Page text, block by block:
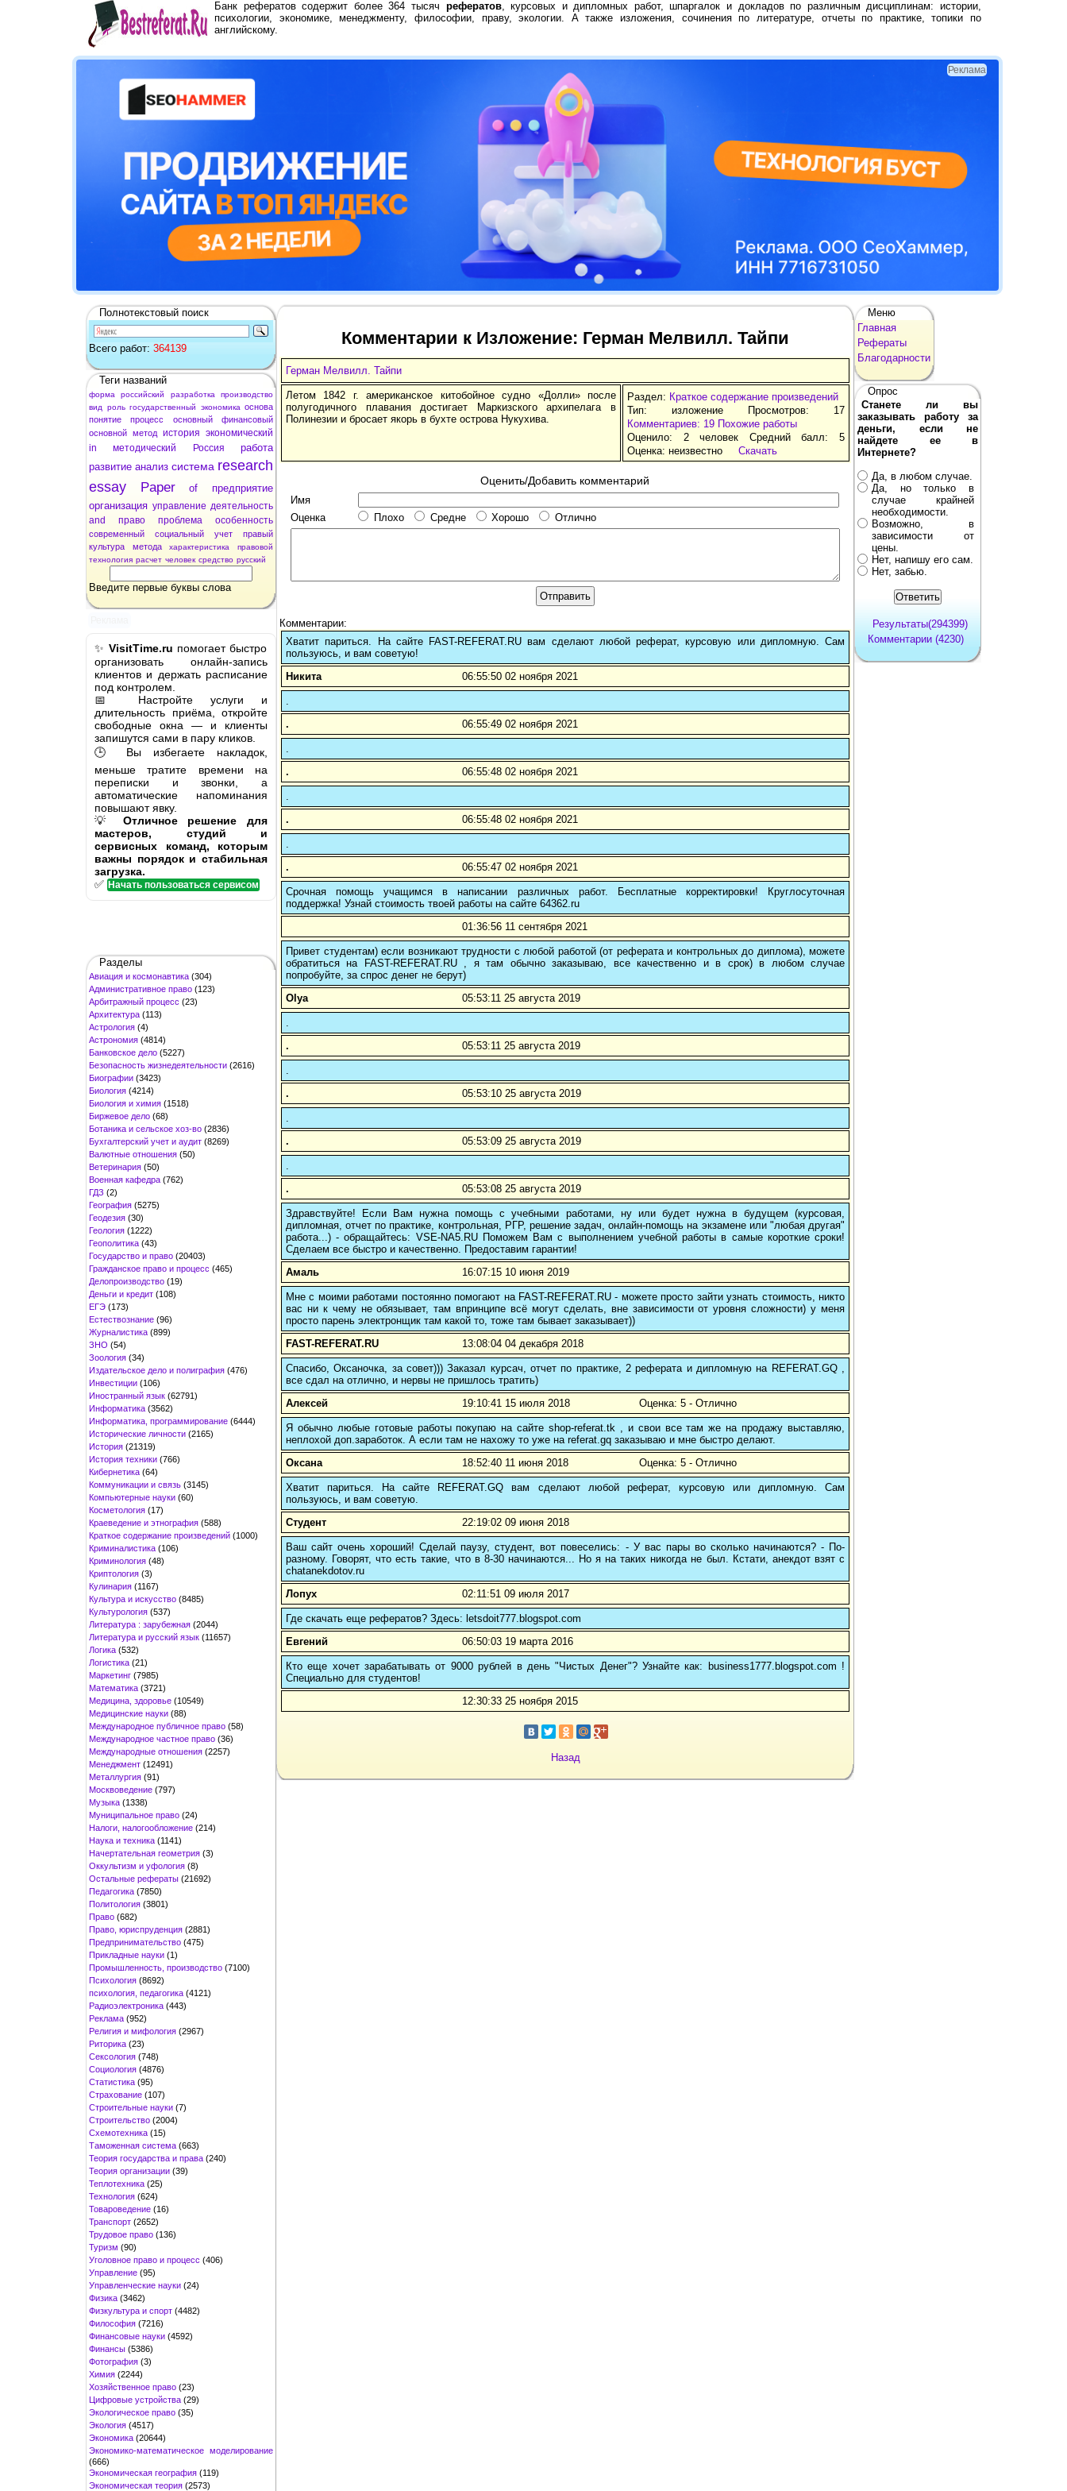
Банк рефератов содержит более 364 тысяч рефератов, курсовых и дипломных работ, шпаргалок и докладов по различным дисциплинам: истории,
психологии, экономике, менеджменту, философии, праву, экологии. А также изложения, сочинения по литературе, отчеты по практике, топики по
английскому.
Реклама
Полнотекстовый поиск
Всего работ: 364139
Теги названий
форма российский разработка
производство
вид
роль государственный экономика основа
понятие
процесс основный
финансовый
основной метод история экономический
in
методический Россия
работа
развитие анализ система research
essay
Paper of
предприятие
организация управление деятельность
and
право проблема особенность
современный социальный учет
правый
культура
метода характеристика
правовой
технология расчет человек средство русский
Введите первые буквы слова
✨ VisitTime.ru помогает быстро
организовать онлайн-запись
клиентов и держать расписание
под контролем.
📅 Настройте услуги и
длительность приёма, откройте
свободные окна — и клиенты
запишутся сами в пару кликов.
🕒 Вы избегаете накладок,
меньше тратите времени на
переписки и звонки, а
автоматические напоминания
повышают явку.
💡 Отличное решение для
мастеров, студий и
сервисных команд, которым
важны порядок и стабильная
загрузка.
✅ Начать пользоваться сервисом
Разделы
Авиация и космонавтика (304)
Административное право (123)
Арбитражный процесс (23)
Архитектура (113)
Астрология (4)
Астрономия (4814)
Банковское дело (5227)
Безопасность жизнедеятельности (2616)
Биографии (3423)
Биология (4214)
Биология и химия (1518)
Биржевое дело (68)
Ботаника и сельское хоз-во (2836)
Бухгалтерский учет и аудит (8269)
Валютные отношения (50)
Ветеринария (50)
Военная кафедра (762)
ГДЗ (2)
География (5275)
Геодезия (30)
Геология (1222)
Геополитика (43)
Государство и право (20403)
Гражданское право и процесс (465)
Делопроизводство (19)
Деньги и кредит (108)
ЕГЭ (173)
Естествознание (96)
Журналистика (899)
ЗНО (54)
Зоология (34)
Издательское дело и полиграфия (476)
Инвестиции (106)
Иностранный язык (62791)
Информатика (3562)
Информатика, программирование (6444)
Исторические личности (2165)
История (21319)
История техники (766)
Кибернетика (64)
Коммуникации и связь (3145)
Компьютерные науки (60)
Косметология (17)
Краеведение и этнография (588)
Краткое содержание произведений (1000)
Криминалистика (106)
Криминология (48)
Криптология (3)
Кулинария (1167)
Культура и искусство (8485)
Культурология (537)
Литература : зарубежная (2044)
Литература и русский язык (11657)
Логика (532)
Логистика (21)
Маркетинг (7985)
Математика (3721)
Медицина, здоровье (10549)
Медицинские науки (88)
Международное публичное право (58)
Международное частное право (36)
Международные отношения (2257)
Менеджмент (12491)
Металлургия (91)
Москвоведение (797)
Музыка (1338)
Муниципальное право (24)
Налоги, налогообложение (214)
Наука и техника (1141)
Начертательная геометрия (3)
Оккультизм и уфология (8)
Остальные рефераты (21692)
Педагогика (7850)
Политология (3801)
Право (682)
Право, юриспруденция (2881)
Предпринимательство (475)
Прикладные науки (1)
Промышленность, производство (7100)
Психология (8692)
психология, педагогика (4121)
Радиоэлектроника (443)
Реклама (952)
Религия и мифология (2967)
Риторика (23)
Сексология (748)
Социология (4876)
Статистика (95)
Страхование (107)
Строительные науки (7)
Строительство (2004)
Схемотехника (15)
Таможенная система (663)
Теория государства и права (240)
Теория организации (39)
Теплотехника (25)
Технология (624)
Товароведение (16)
Транспорт (2652)
Трудовое право (136)
Туризм (90)
Уголовное право и процесс (406)
Управление (95)
Управленческие науки (24)
Физика (3462)
Физкультура и спорт (4482)
Философия (7216)
Финансовые науки (4592)
Финансы (5386)
Фотография (3)
Химия (2244)
Хозяйственное право (23)
Цифровые устройства (29)
Экологическое право (35)
Экология (4517)
Экономика (20644)
Экономико-математическое моделирование
(666)
Экономическая география (119)
Экономическая теория (2573)
Комментарии к Изложение: Герман Мелвилл. Тайпи
Герман Мелвилл. Тайпи
Летом 1842 г. американское китобойное судно «Долли» после
полугодичного плавания достигает Маркизского архипелага в
Полинезии и бросает якорь в бухте острова Нукухива.
Раздел: Краткое содержание произведений
Тип: изложение Просмотров: 17
Комментариев: 19 Похожие работы
Оценило: 2 человек Средний балл: 5
Оценка: неизвестно Скачать
Оценить/Добавить комментарий
Имя
Оценка
Плохо Средне Хорошо Отлично
Комментарии:
Хватит париться. На сайте FAST-REFERAT.RU вам сделают любой реферат, курсовую или дипломную. Сам
пользуюсь, и вам советую!
Никита
06:55:50 02 ноября 2021
.
.
06:55:49 02 ноября 2021
.
.
06:55:48 02 ноября 2021
.
.
06:55:48 02 ноября 2021
.
.
06:55:47 02 ноября 2021
Срочная помощь учащимся в написании различных работ. Бесплатные корректировки! Круглосуточная
поддержка! Узнай стоимость твоей работы на сайте 64362.ru
01:36:56 11 сентября 2021
Привет студентам) если возникают трудности с любой работой (от реферата и контрольных до диплома), можете
обратиться на FAST-REFERAT.RU , я там обычно заказываю, все качественно и в срок) в любом случае
попробуйте, за спрос денег не берут)
Olya
05:53:11 25 августа 2019
.
.
05:53:11 25 августа 2019
.
.
05:53:10 25 августа 2019
.
.
05:53:09 25 августа 2019
.
.
05:53:08 25 августа 2019
Здравствуйте! Если Вам нужна помощь с учебными работами, ну или будет нужна в будущем (курсовая,
дипломная, отчет по практике, контрольная, РГР, решение задач, онлайн-помощь на экзамене или "любая другая"
работа...) - обращайтесь: VSE-NA5.RU Поможем Вам с выполнением учебной работы в самые короткие сроки!
Сделаем все быстро и качественно. Предоставим гарантии!
Амаль
16:07:15 10 июня 2019
Мне с моими работами постоянно помогают на FAST-REFERAT.RU - можете просто зайти узнать стоимость, никто
вас ни к чему не обязывает, там впринципе всё могут сделать, вне зависимости от уровня сложности) у меня
просто парень электронщик там какой то, тоже там бывает заказывает))
FAST-REFERAT.RU
13:08:04 04 декабря 2018
Спасибо, Оксаночка, за совет))) Заказал курсач, отчет по практике, 2 реферата и дипломную на REFERAT.GQ ,
все сдал на отлично, и нервы не пришлось тратить)
Алексей
19:10:41 15 июля 2018 Оценка: 5 - Отлично
Я обычно любые готовые работы покупаю на сайте shop-referat.tk , и свои все там же на продажу выставляю,
неплохой доп.заработок. А если там не нахожу то уже на referat.gq заказываю и мне быстро делают.
Оксана
18:52:40 11 июня 2018 Оценка: 5 - Отлично
Хватит париться. На сайте REFERAT.GQ вам сделают любой реферат, курсовую или дипломную. Сам
пользуюсь, и вам советую.
Студент
22:19:02 09 июня 2018
Ваш сайт очень хороший! Сделай паузу, студент, вот повеселись: - У вас пары во сколько начинаются? - По-
разному. Говорят, что есть такие, что в 8-30 начинаются... Но я на таких никогда не был. Кстати, анекдот взят с
chatanekdotov.ru
Лопух
02:11:51 09 июля 2017
Где скачать еще рефератов? Здесь: letsdoit777.blogspot.com
Евгений
06:50:03 19 марта 2016
Кто еще хочет зарабатывать от 9000 рублей в день "Чистых Денег"? Узнайте как: business1777.blogspot.com !
Cпециально для студентов!
12:30:33 25 ноября 2015
Назад
Меню
Главная
Рефераты
Благодарности
Опрос
Станете ли вы
заказывать работу за
деньги, если не
найдете ее в
Интернете?
Да, в любом случае.
Да, но только в
случае крайней
необходимости.
Возможно, в
зависимости от
цены.
Нет, напишу его сам.
Нет, забью.
Результаты(294399)
Комментарии (4230)